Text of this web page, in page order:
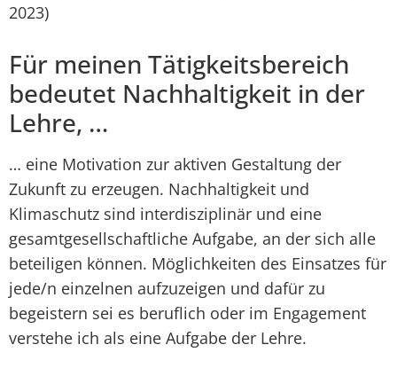
2023)
Für meinen Tätigkeitsbereich
bedeutet Nachhaltigkeit in der
Lehre, …
… eine Motivation zur aktiven Gestaltung der
Zukunft zu erzeugen. Nachhaltigkeit und
Klimaschutz sind interdisziplinär und eine
gesamtgesellschaftliche Aufgabe, an der sich alle
beteiligen können. Möglichkeiten des Einsatzes für
jede/n einzelnen aufzuzeigen und dafür zu
begeistern sei es beruflich oder im Engagement
verstehe ich als eine Aufgabe der Lehre.